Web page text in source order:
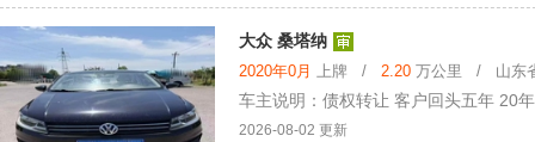
大众 桑塔纳
2020年0月 上牌 / 2.20 万公里 / 山东省
车主说明：债权转让 客户回头五年 20
2026-08-02 更新